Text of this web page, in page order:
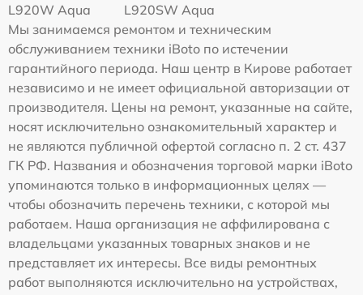
L920W Aqua
L920SW Aqua
Мы занимаемся ремонтом и техническим
обслуживанием техники iBoto по истечении
гарантийного периода. Наш центр в Кирове работает
независимо и не имеет официальной авторизации от
производителя. Цены на ремонт, указанные на сайте,
носят исключительно ознакомительный характер и
не являются публичной офертой согласно п. 2 ст. 437
ГК РФ. Названия и обозначения торговой марки iBoto
упоминаются только в информационных целях —
чтобы обозначить перечень техники, с которой мы
работаем. Наша организация не аффилирована с
владельцами указанных товарных знаков и не
представляет их интересы. Все виды ремонтных
работ выполняются исключительно на устройствах,